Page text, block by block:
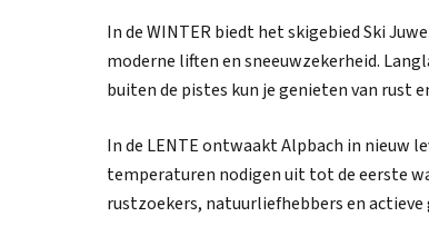
In de WINTER biedt het skigebied Ski
moderne liften en sneeuwzekerheid.
buiten de pistes kun je genieten van rust
In de LENTE ontwaakt Alpbach in nieuw
temperaturen nodigen uit tot de eerste
rustzoekers, natuurliefhebbers en actieve